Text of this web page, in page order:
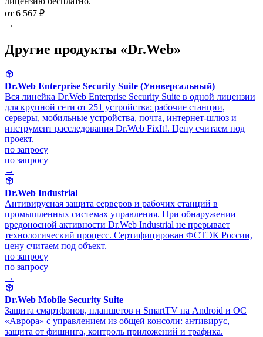
от 6 567 ₽
→
Другие продукты «Dr.Web»
Dr.Web Enterprise Security Suite (Универсальный)
Вся линейка Dr.Web Enterprise Security Suite в одной лицензии
для крупной сети от 251 устройства: рабочие станции,
серверы, мобильные устройства, почта, интернет-шлюз и
инструмент расследования Dr.Web FixIt!. Цену считаем под
проект.
по запросу
по запросу
→
Dr.Web Industrial
Антивирусная защита серверов и рабочих станций в
промышленных системах управления. При обнаружении
вредоносной активности Dr.Web Industrial не прерывает
технологический процесс. Сертифицирован ФСТЭК России,
цену считаем под объект.
по запросу
по запросу
→
Dr.Web Mobile Security Suite
Защита смартфонов, планшетов и SmartTV на Android и ОС
«Аврора» с управлением из общей консоли: антивирус,
защита от фишинга, контроль приложений и трафика.